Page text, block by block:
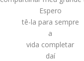
Espero
tê-la para sempre
a
vida completar
daí